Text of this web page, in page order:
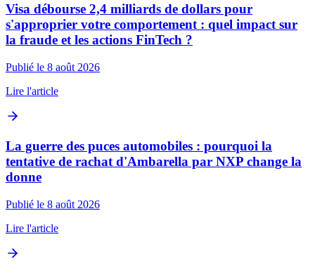
Visa débourse 2,4 milliards de dollars pour
s'approprier votre comportement : quel impact sur
la fraude et les actions FinTech ?
Publié le 8 août 2026
Lire l'article
La guerre des puces automobiles : pourquoi la
tentative de rachat d'Ambarella par NXP change la
donne
Publié le 8 août 2026
Lire l'article